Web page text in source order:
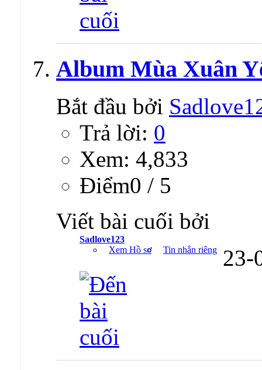
Album Mùa Xuân
Bắt đầu bởi
Trả lời: 0
Xem: 4,833
Ðiểm0 / 5
Viết bài cuối bởi
Sadlove123
Xem Hồ sơ
Tin nhắn riêng 23-